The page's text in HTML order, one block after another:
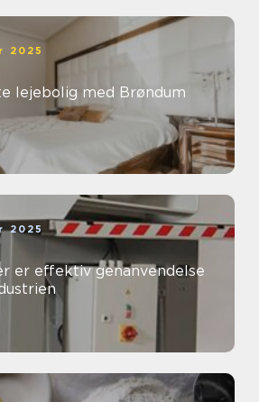
2025
lejebolig med Brøndum
2025
er effektiv genanvendelse